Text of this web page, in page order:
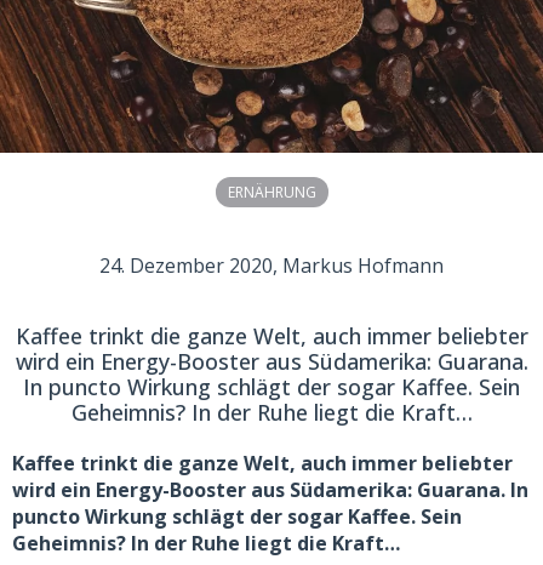
ERNÄHRUNG
24. Dezember 2020, Markus Hofmann
Kaffee trinkt die ganze Welt, auch immer beliebter
wird ein Energy-Booster aus Südamerika: Guarana.
In puncto Wirkung schlägt der sogar Kaffee. Sein
Geheimnis? In der Ruhe liegt die Kraft…
Kaffee trinkt die ganze Welt, auch immer beliebter
wird ein Energy-Booster aus Südamerika: Guarana. In
puncto Wirkung schlägt der sogar Kaffee. Sein
Geheimnis? In der Ruhe liegt die Kraft…